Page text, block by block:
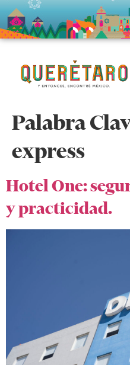
Palabra
express
Hotel One:
y practicidad.